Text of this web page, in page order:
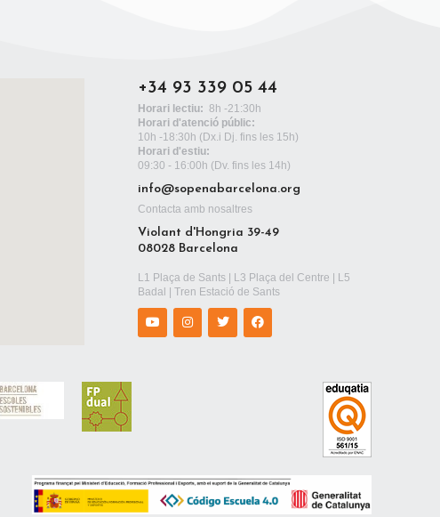
+34 93 339 05 44
Horari lectiu: 8h -21:30h
Horari d'atenció públic:
10h -18:30h (Dx.i Dj. fins les 15h)
Horari d'estiu:
09:30 - 16:00h (Dv. fins les 14h)
info@sopenabarcelona.org
Contacta amb nosaltres
Violant d'Hongria 39-49
08028 Barcelona
L1 Plaça de Sants | L3 Plaça del Centre | L5
Badal | Tren Estació de Sants